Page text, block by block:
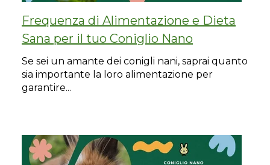
Frequenza di Alimentazione e Dieta
Sana per il tuo Coniglio Nano
Se sei un amante dei conigli nani, saprai quanto
sia importante la loro alimentazione per
garantire...